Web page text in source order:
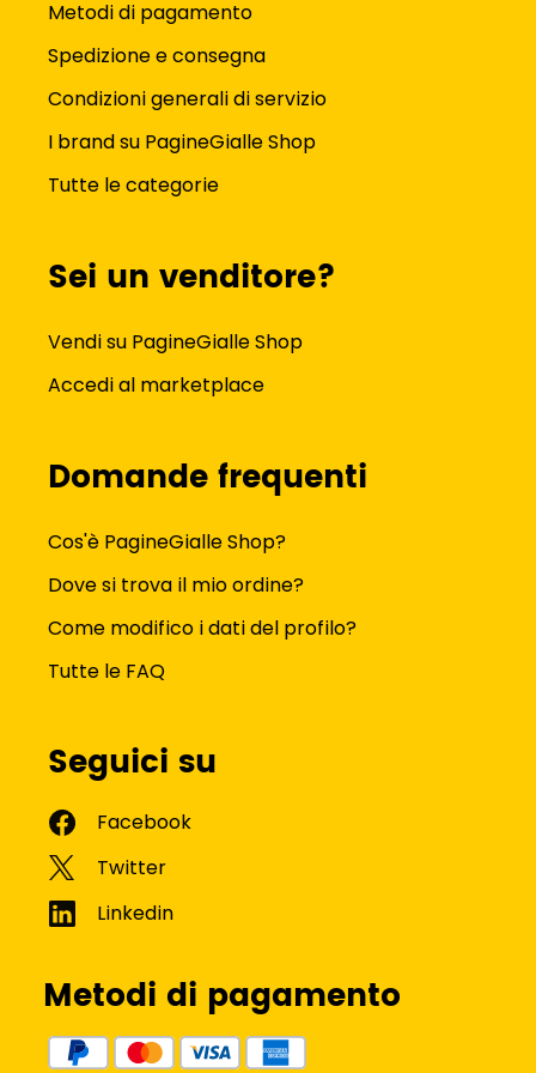
Metodi di pagamento
Spedizione e consegna
Condizioni generali di servizio
I brand su PagineGialle Shop
Tutte le categorie
Sei un venditore?
Vendi su PagineGialle Shop
Accedi al marketplace
Domande frequenti
Cos'è PagineGialle Shop?
Dove si trova il mio ordine?
Come modifico i dati del profilo?
Tutte le FAQ
Seguici su
Metodi di pagamento